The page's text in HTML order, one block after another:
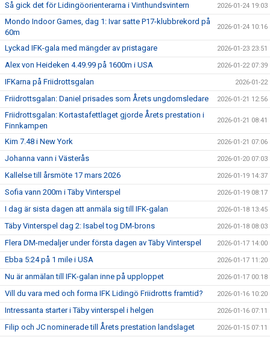
Så gick det för Lidingöorienterarna i Vinthundsvintern 2026-01-24 19:03
Mondo Indoor Games, dag 1: Ivar satte P17-klubbrekord på
60m
2026-01-24 10:16
Lyckad IFK-gala med mängder av pristagare 2026-01-23 23:51
Alex von Heideken 4.49.99 på 1600m i USA 2026-01-22 07:39
IFKarna på Friidrottsgalan 2026-01-22
Friidrottsgalan: Daniel prisades som Årets ungdomsledare 2026-01-21 12:56
Friidrottsgalan: Kortastafettlaget gjorde Årets prestation i
Finnkampen
2026-01-21 08:41
Kim 7.48 i New York 2026-01-21 07:06
Johanna vann i Västerås 2026-01-20 07:03
Kallelse till årsmöte 17 mars 2026 2026-01-19 14:37
Sofia vann 200m i Täby Vinterspel 2026-01-19 08:17
I dag är sista dagen att anmäla sig till IFK-galan 2026-01-18 13:45
Täby Vinterspel dag 2: Isabel tog DM-brons 2026-01-18 08:03
Flera DM-medaljer under första dagen av Täby Vinterspel 2026-01-17 14:00
Ebba 5:24 på 1 mile i USA 2026-01-17 11:20
Nu är anmälan till IFK-galan inne på upploppet 2026-01-17 00:18
Vill du vara med och forma IFK Lidingö Friidrotts framtid? 2026-01-16 10:20
Intressanta starter i Täby vinterspel i helgen 2026-01-16 07:11
Filip och JC nominerade till Årets prestation landslaget 2026-01-15 07:11